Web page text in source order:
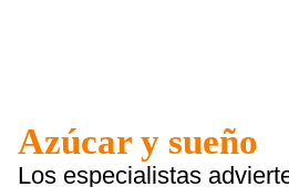
Azúcar y sueño
Los especialistas